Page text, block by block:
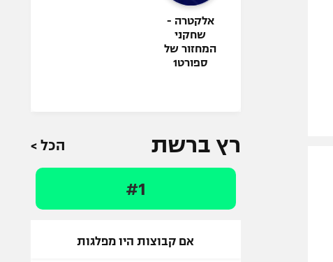
אלקטרה -
שחקני
המחזור של
ספורט1
רץ ברשת הכל >
#1
אם קבוצות היו מפלגות